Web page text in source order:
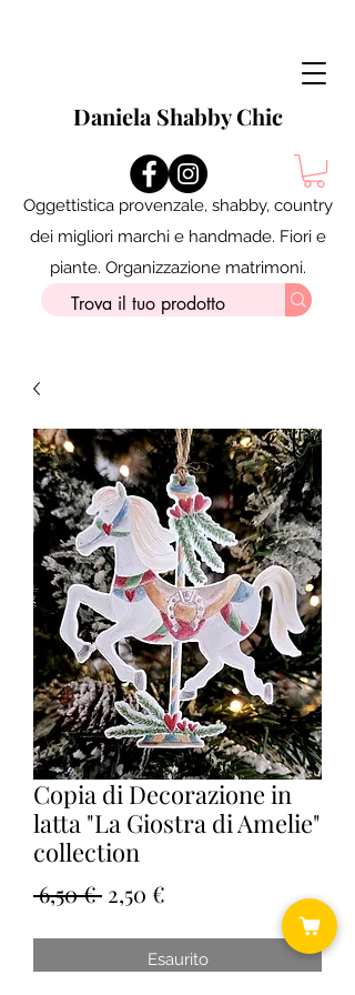
Daniela Shabby Chic
Oggettistica provenzale, shabby, country
dei migliori marchi e handmade. Fiori e
piante. Organizzazione matrimoni.
Copia di Decorazione in
latta "La Giostra di Amelie"
collection
6,50 € Prezzo
2,50 €
Esaurito